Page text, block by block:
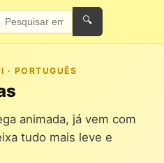
🔍
· PORTUGUÊS
animada, já vem com
tudo mais leve e